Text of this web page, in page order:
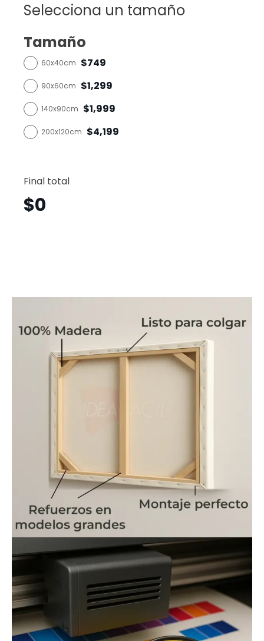
Selecciona un tamaño
Tamaño
60x40cm $749
90x60cm $1,299
140x90cm $1,999
200x120cm $4,199
Final total
$0